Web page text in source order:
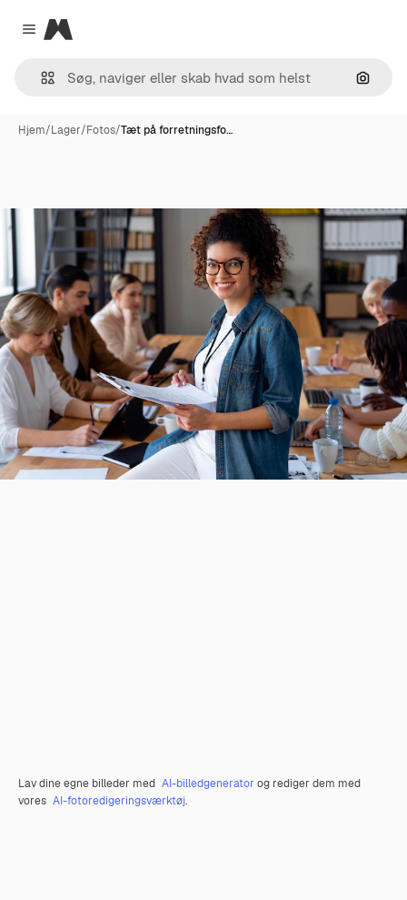
Close menu
Magnific
Søg
Hjem/Lager/Fotos/Tæt på forretningsfo…
Lav dine egne billeder med AI-billedgenerator og rediger dem med
vores AI-fotoredigeringsværktøj.